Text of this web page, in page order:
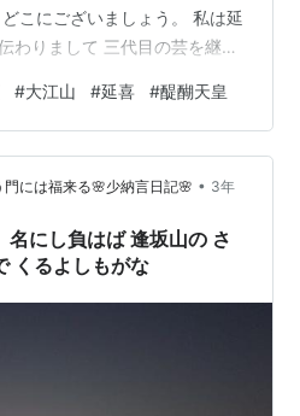
こにございましょう。 私は延
わりまして 三代目の芸を継い
ったのでございましたが、 憂
時などに時々弾いております
子供が、 どうしたのでござい
く似た音を出します。 それは
、 松風の音をそう感じている
度…
#大江山 #延喜 #醍醐天皇
には福来る🌸少納言日記🌸 • 3年
にし負はば 逢坂山の さ
くるよしもがな